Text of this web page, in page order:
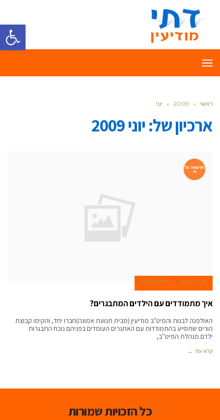
פתח
תפריט
ראשי »
2009
» יוני
ארכיון של:יוני 2009
חדשות כל
לי
6 ביוני 2009 בתיה פלרמן
איך מתמודדים עם הילדים המתבגרים?
האולפנה לבנות והמיט"ב מודיעין (מבית תנועת אמונה)חברו יחד, והקימו קבוצת
הורים שתסייע בהתמודדות עם האתגרים העומדים בפניהם נוכח התבגרות
ילדם.מנהלת המיט''ב,
קרא עוד ←
כל הזכויות שמורות